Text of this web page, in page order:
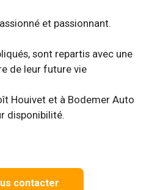
et passionnant.
sont repartis avec une
de leur future vie
Houivet et à Bodemer Auto
disponibilité.
contacter